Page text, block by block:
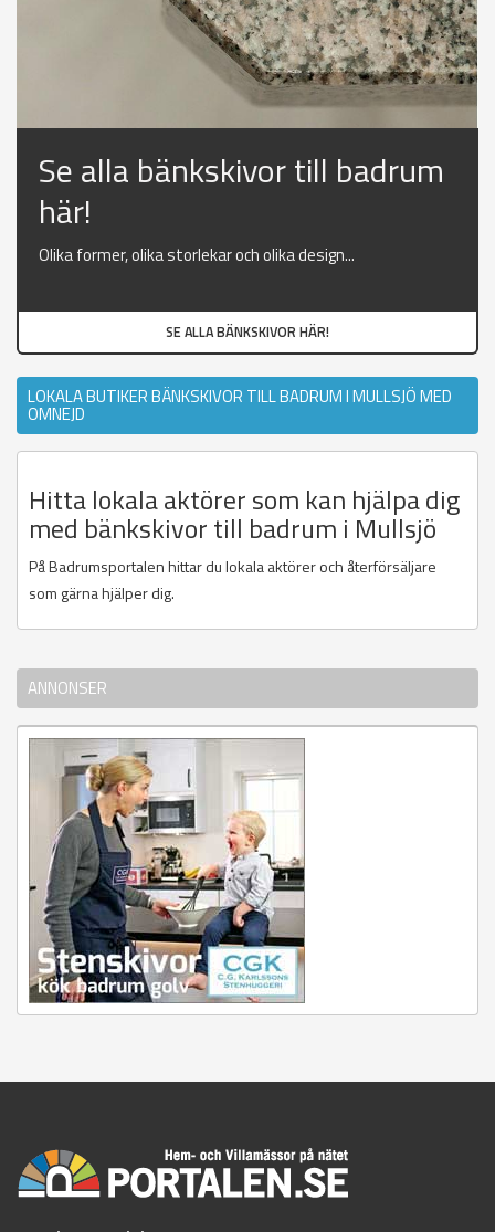
Se alla bänkskivor till badrum
här!
Olika former, olika storlekar och olika design...
SE ALLA BÄNKSKIVOR HÄR!
LOKALA BUTIKER BÄNKSKIVOR TILL BADRUM I MULLSJÖ MED
OMNEJD
Hitta lokala aktörer som kan hjälpa dig
med bänkskivor till badrum i Mullsjö
På Badrumsportalen hittar du lokala aktörer och återförsäljare
som gärna hjälper dig.
ANNONSER